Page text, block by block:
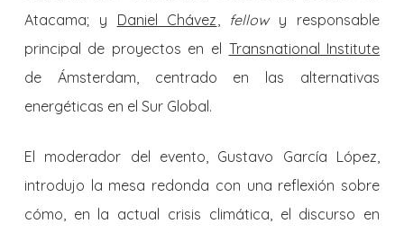
Atacama; y Daniel Chávez, fellowy responsable
principal de proyectos en el Transnational Institute
de Ámsterdam, centrado en las alternativas
energéticas en el Sur Global.
El moderador del evento, Gustavo García López,
introdujo la mesa redonda con una reflexión sobre
cómo, en la actual crisis climática, el discurso en